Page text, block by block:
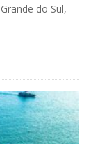
do Sul,